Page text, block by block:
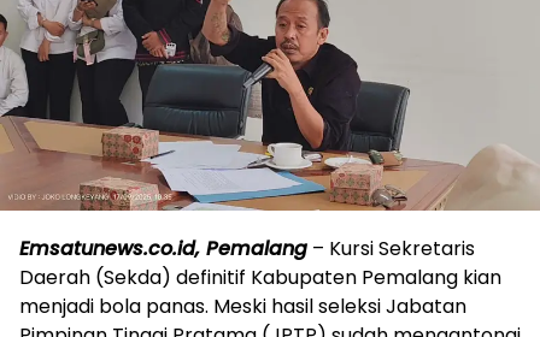
Emsatunews.co.id, Pemalang – Kursi Sekretaris
Daerah (Sekda) definitif Kabupaten Pemalang kian
menjadi bola panas. Meski hasil seleksi Jabatan